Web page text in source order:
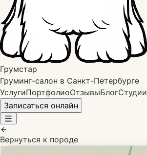
Грумстар
Груминг-салон в Санкт-Петербурге
УслугиПортфолиоОтзывыБлогСтудии
Записаться онлайн
Вернуться к породе